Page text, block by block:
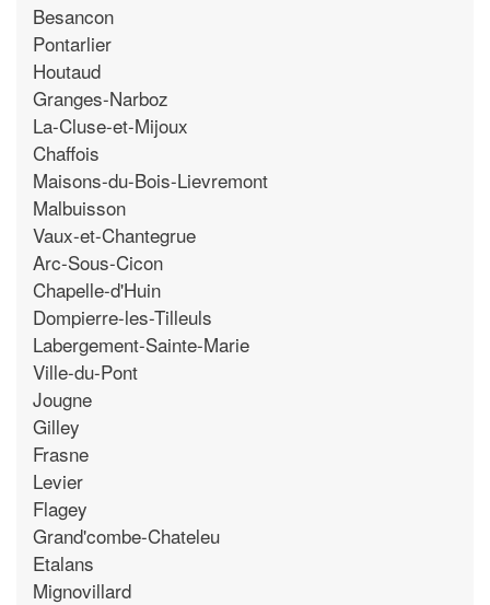
Besancon
Pontarlier
Houtaud
Granges-Narboz
La-Cluse-et-Mijoux
Chaffois
Maisons-du-Bois-Lievremont
Malbuisson
Vaux-et-Chantegrue
Arc-Sous-Cicon
Chapelle-d'Huin
Dompierre-les-Tilleuls
Labergement-Sainte-Marie
Ville-du-Pont
Jougne
Gilley
Frasne
Levier
Flagey
Grand'combe-Chateleu
Etalans
Mignovillard